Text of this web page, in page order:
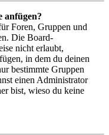
anfügen?
Foren, Gruppen und
Die Board-
nicht erlaubt,
in dem du deinen
bestimmte Gruppen
einen Administrator
bist, wieso du keine